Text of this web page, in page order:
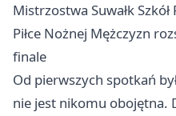
Mistrzostwa Suwałk
Piłce Nożnej Mężczyzn
finale
Od pierwszych spotkań
nie jest nikomu obojętna.